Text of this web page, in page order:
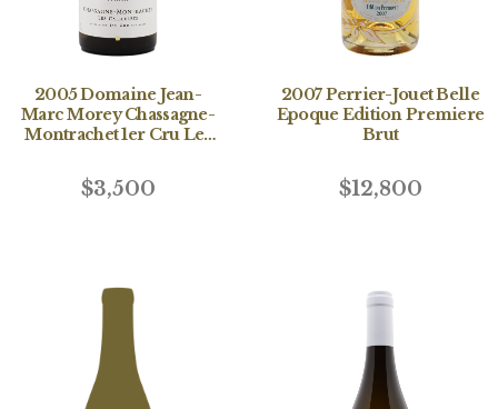
2005 Domaine Jean-
Marc Morey Chassagne-
Montrachet 1er Cru Les
$3,500
2007 Perrier-Jouet Belle
Epoque Edition Premiere
Brut
$12,800